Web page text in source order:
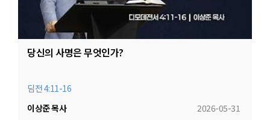
당신의 사명은 무엇인가?
딤전 4:11-16
2026-05-31
이상준 목사